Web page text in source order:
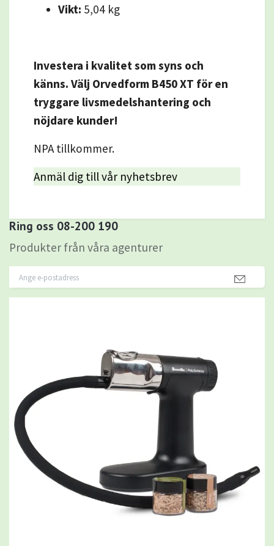
Ring oss 08-200 190
Produkter från våra agenturer
Vikt: 5,04 kg
Investera i kvalitet som syns och
känns. Välj Orvedform B450 XT för en
tryggare livsmedelshantering och
nöjdare kunder!
NPA tillkommer.
Anmäl dig till vår nyhetsbrev